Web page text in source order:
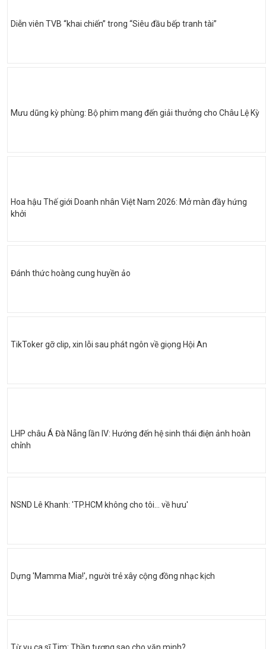
Diễn viên TVB “khai chiến” trong “Siêu đầu bếp tranh tài”
Mưu dũng kỳ phùng: Bộ phim mang đến giải thưởng cho Châu Lệ Kỳ
Hoa hậu Thế giới Doanh nhân Việt Nam 2026: Mở màn đầy hứng
khởi
Đánh thức hoàng cung huyền ảo
TikToker gỡ clip, xin lỗi sau phát ngôn về giọng Hội An
LHP châu Á Đà Nẵng lần IV: Hướng đến hệ sinh thái điện ảnh hoàn
chỉnh
NSND Lê Khanh: 'TP.HCM không cho tôi… về hưu'
Dựng 'Mamma Mia!', người trẻ xây cộng đồng nhạc kịch